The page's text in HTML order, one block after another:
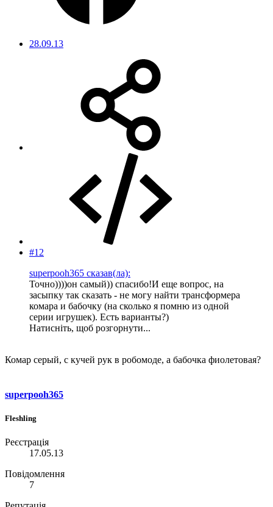
28.09.13
#12
superpooh365 сказав(ла):
Точно))))он самый)) спасибо!И еще вопрос, на
засыпку так сказать - не могу найти трансформера
комара и бабочку (на сколько я помню из одной
серии игрушек). Есть варианты?)
Натисніть, щоб розгорнути...
Комар серый, с кучей рук в робомоде, а бабочка фиолетовая?
superpooh365
Fleshling
Реєстрація
17.05.13
Повідомлення
7